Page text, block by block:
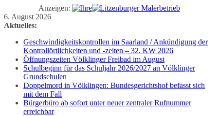
Anzeigen:
Zum
Inhalt
6. August 2026
Aktuelles:
Geschwindigkeitskontrollen im Saarland / Ankündigung der
Kontrollörtlichkeiten und -zeiten – 32. KW 2026
Öffnungszeiten Völklinger Freibad im August
Schulbeginn für das Schuljahr 2026/2027 an Völklinger
Grundschulen
Doppelmord in Völklingen: Bundesgerichtshof befasst sich
mit dem Fall
Bürgerbüro ab sofort unter neuer zentraler Rufnummer
erreichbar